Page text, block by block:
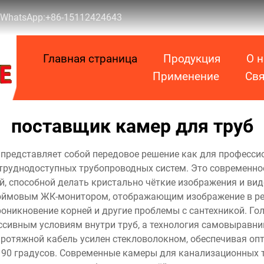
WhatsApp:+86-15112424643
Главная страница Продукция
О
Применение
поставщик камер для труб
собой передовое решение как для
трубопроводных систем. Это
способной делать кристально чёткие изображения и
ЖК-монитором, отображающим изображение в
корней и другие проблемы с сантехникой.
условиям внутри труб, а технология
кабель усилен стекловолокном, обеспечивая
градусов. Современные камеры для